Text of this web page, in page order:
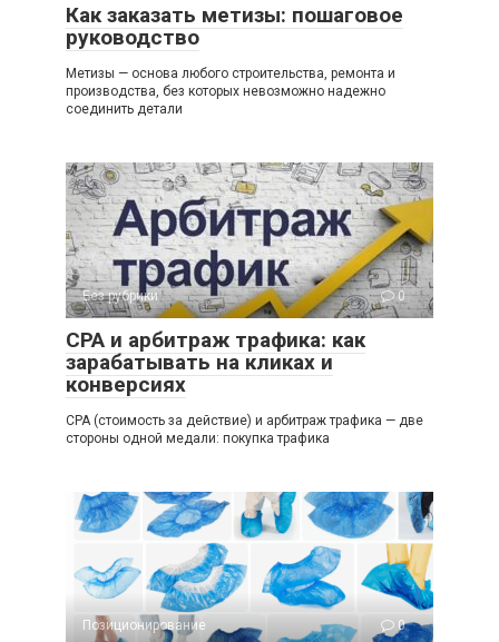
Как заказать метизы: пошаговое
руководство
Метизы — основа любого строительства, ремонта и
производства, без которых невозможно надежно
соединить детали
Без рубрики 0
СРА и арбитраж трафика: как
зарабатывать на кликах и
конверсиях
СРА (стоимость за действие) и арбитраж трафика — две
стороны одной медали: покупка трафика
Позиционирование 0